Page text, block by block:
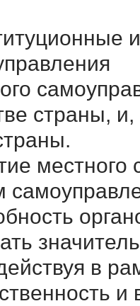
страны,
местного
в